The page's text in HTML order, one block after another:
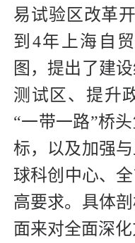
易试验区改革
到4年上海自
图，提出了建
测试区、提升
“一带一路”桥
标，以及加强
球科创中心、
高要求。具体
面来对全面深化